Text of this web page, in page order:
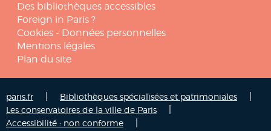
Des bibliothèques accessibles
Foreign in Paris ?
Cookies - Données personnelles
Mentions légales
Plan du site
paris.fr Bibliothèques spécialisées et patrimoniales
Les conservatoires de la ville de Paris
Accessibilité : non conforme